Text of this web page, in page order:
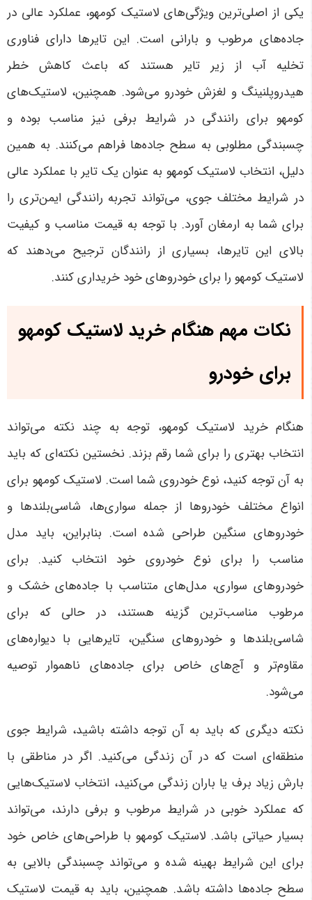
یکی از اصلی‌ترین ویژگی‌های لاستیک کومهو، عملکرد عالی در
جاده‌های مرطوب و بارانی است. این تایرها دارای فناوری
تخلیه آب از زیر تایر هستند که باعث کاهش خطر
هیدروپلنینگ و لغزش خودرو می‌شود. همچنین، لاستیک‌های
کومهو برای رانندگی در شرایط برفی نیز مناسب بوده و
چسبندگی مطلوبی به سطح جاده‌ها فراهم می‌کنند. به همین
دلیل، انتخاب لاستیک کومهو به عنوان یک تایر با عملکرد عالی
در شرایط مختلف جوی، می‌تواند تجربه رانندگی ایمن‌تری را
برای شما به ارمغان آورد. با توجه به قیمت مناسب و کیفیت
بالای این تایرها، بسیاری از رانندگان ترجیح می‌دهند که
لاستیک کومهو را برای خودروهای خود خریداری کنند.
نکات مهم هنگام خرید لاستیک کومهو
برای خودرو
هنگام خرید لاستیک کومهو، توجه به چند نکته می‌تواند
انتخاب بهتری را برای شما رقم بزند. نخستین نکته‌ای که باید
به آن توجه کنید، نوع خودروی شما است. لاستیک کومهو برای
انواع مختلف خودروها از جمله سواری‌ها، شاسی‌بلندها و
خودروهای سنگین طراحی شده است. بنابراین، باید مدل
مناسب را برای نوع خودروی خود انتخاب کنید. برای
خودروهای سواری، مدل‌های متناسب با جاده‌های خشک و
مرطوب مناسب‌ترین گزینه هستند، در حالی که برای
شاسی‌بلندها و خودروهای سنگین، تایرهایی با دیواره‌های
مقاوم‌تر و آج‌های خاص برای جاده‌های ناهموار توصیه
می‌شود.
نکته دیگری که باید به آن توجه داشته باشید، شرایط جوی
منطقه‌ای است که در آن زندگی می‌کنید. اگر در مناطقی با
بارش زیاد برف یا باران زندگی می‌کنید، انتخاب لاستیک‌هایی
که عملکرد خوبی در شرایط مرطوب و برفی دارند، می‌تواند
بسیار حیاتی باشد. لاستیک کومهو با طراحی‌های خاص خود
برای این شرایط بهینه شده و می‌تواند چسبندگی بالایی به
سطح جاده‌ها داشته باشد. همچنین، باید به قیمت لاستیک